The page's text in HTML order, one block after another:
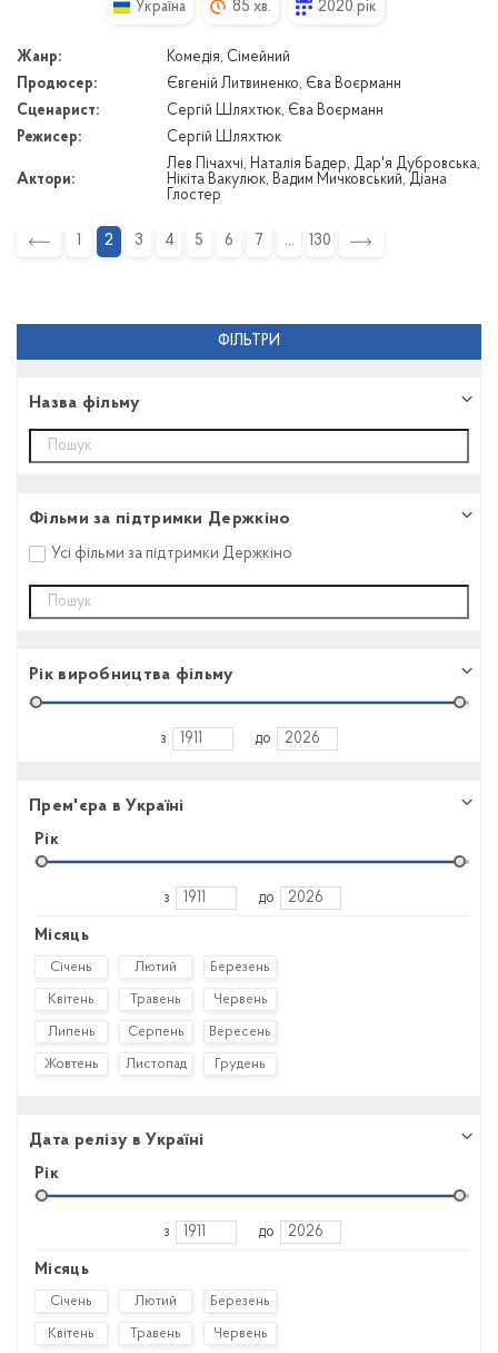
Україна 85 хв. 2020 рік
Жанр:
Комедія, Сімейний
Продюсер:
Євгеній Литвиненко, Єва Воєрманн
Сценарист:
Сергій Шляхтюк, Єва Воєрманн
Режисер:
Сергій Шляхтюк
Актори:
Лев Пічахчі, Наталія Бадер, Дар'я Дубровська,
Нікіта Вакулюк, Вадим Мичковський, Діана
Глостер
1 2 3 4 5 6 7 130
ФІЛЬТРИ
Назва фільму
Фільми за підтримки Держкіно
Усі фільми за підтримки Держкіно
Рік виробництва фільму
з до
Прем'єра в Україні
Рік
з до
Місяць
Січень Лютий Березень
Квітень Травень Червень
Липень Серпень Вересень
Жовтень Листопад Грудень
Дата релізу в Україні
Рік
з до
Місяць
Січень Лютий Березень
Квітень Травень Червень